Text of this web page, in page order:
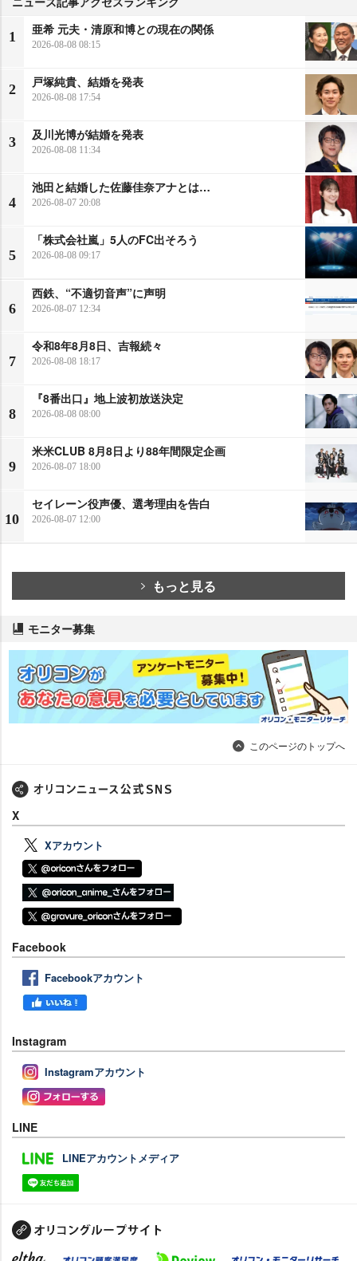
1
亜希 元夫・清原和博との現在の関係
2026-08-08 08:15
2
戸塚純貴、結婚を発表
2026-08-08 17:54
3
及川光博が結婚を発表
2026-08-08 11:34
4
池田と結婚した佐藤佳奈アナとは…
2026-08-07 20:08
5
「株式会社嵐」5人のFC出そろう
2026-08-08 09:17
6
西鉄、“不適切音声”に声明
2026-08-07 12:34
7
令和8年8月8日、吉報続々
2026-08-08 18:17
8
『8番出口』地上波初放送決定
2026-08-08 08:00
9
米米CLUB 8月8日より88年間限定企画
2026-08-07 18:00
10
セイレーン役声優、選考理由を告白
2026-08-07 12:00
もっと見る
モニター募集
このページのトップへ
X
Xアカウント
Facebook
Facebookアカウント
Instagram
Instagramアカウント
LINE
LINEアカウントメディア